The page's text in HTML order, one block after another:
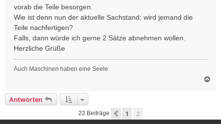
vorab die Teile besorgen.
Wie ist denn nun der aktuelle Sachstand; wird jemand die
Teile nachfertigen?
Falls, dann würde ich gerne 2 Sätze abnehmen wollen.
Herzliche Grüße
Auch Maschinen haben eine Seele
b
Antworten
22 Beiträge Vorherige
1 2